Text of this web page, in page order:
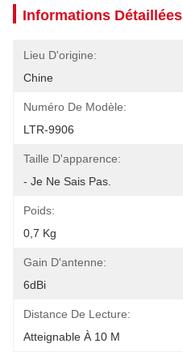
Informations Détaillées
Lieu D'origine:
Chine
Numéro De Modèle:
LTR-9906
Taille D'apparence:
- Je Ne Sais Pas.
Poids:
0,7 Kg
Gain D'antenne:
6dBi
Distance De Lecture:
Atteignable À 10 M